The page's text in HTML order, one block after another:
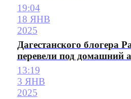
19:04
18 ЯНВ
2025
Дагестанского блогера
перевели под домашний
13:19
3 ЯНВ
2025